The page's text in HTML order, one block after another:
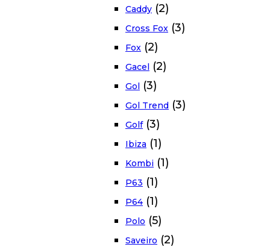
Caddy (2)
Cross Fox (3)
Fox (2)
Gacel (2)
Gol (3)
Gol Trend (3)
Golf (3)
Ibiza (1)
Kombi (1)
P63 (1)
P64 (1)
Polo (5)
Saveiro (2)